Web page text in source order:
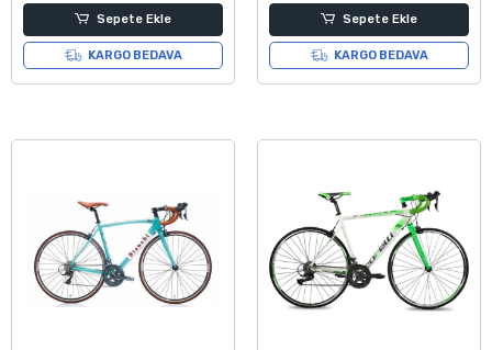
Sepete Ekle
KARGO BEDAVA
Sepete Ekle
KARGO BEDAVA